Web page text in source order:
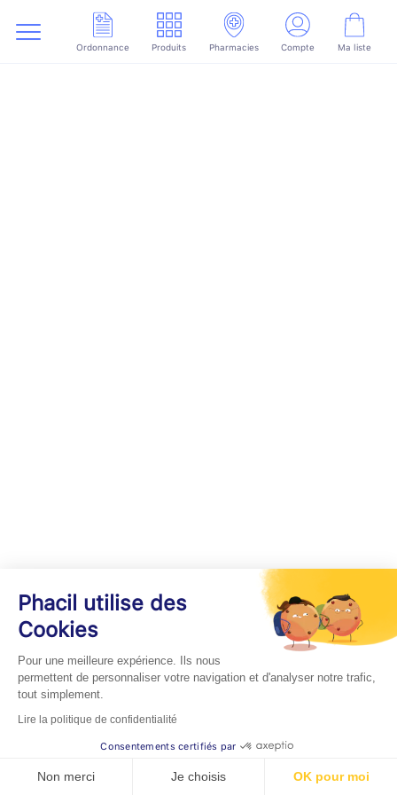
Ordonnance Produits Pharmacies Compte Ma liste
Phacil utilise des
Cookies
Pour une meilleure expérience. Ils nous
permettent de personnaliser votre navigation et d'analyser notre trafic,
tout simplement.
Lire la politique de confidentialité
Consentements certifiés par
Non merci Je choisis OK pour moi